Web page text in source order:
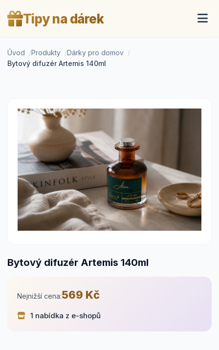
Tipy na dárek
Úvod Produkty
Dárky pro domov
Bytový difuzér Artemis 140ml
Bytový difuzér Artemis 140ml
Nejnižší cena:569 Kč
1 nabídka z e-shopů